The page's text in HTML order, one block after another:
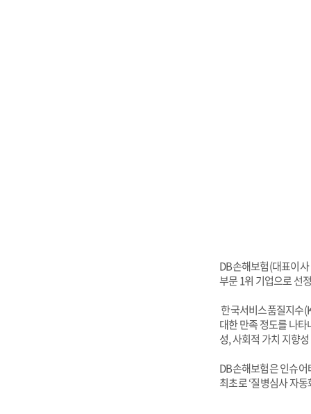
DB손해보험(대표이
부문 1위 기업으로 선
한국서비스품질지수
대한 만족 정도를 나
성, 사회적 가치 지향
DB손해보험은 인슈
최초로 ‘질병심사 자